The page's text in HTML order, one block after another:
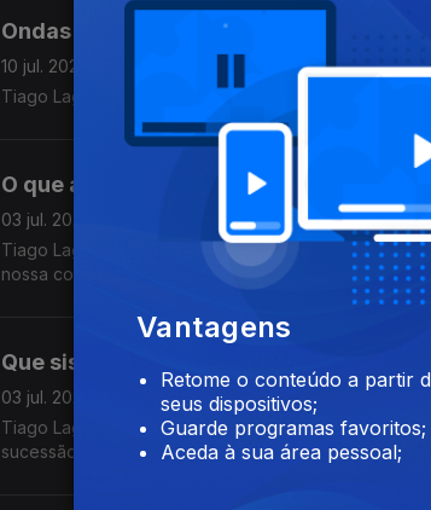
Ondas de calor não são temperaturas
10 jul. 2026
Tiago Lagoa explica o que faz as temperaturas de
O que andamos a comer?
03 jul. 2026
Tiago Lagoa convida Maria Antunes e Rui Catalão,
nossa comida, o desperdício alimentar e mitos sobre
Que sismos foram estes?
03 jul. 2026
Tiago Lagoa alerta para a necessidade de criarmos
sucessão de sismos a que assistimos nos últimos dias.
Vantagens
Retome o conteúdo a partir
seus dispositivos;
Guarde programas favoritos;
Aceda à sua área pessoal;